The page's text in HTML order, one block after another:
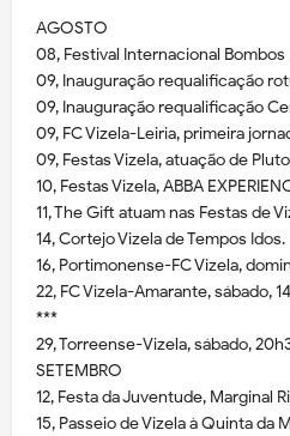
AGOSTO
08, Festival Internacional Bombos
09, Inauguração requalificação
09, Inauguração requalificação
09, FC Vizela-Leiria, primeira
09, Festas Vizela, atuação de
10, Festas Vizela, ABBA
11, The Gift atuam nas Festas de
14, Cortejo Vizela de Tempos Idos.
16, Portimonense-FC Vizela,
22, FC Vizela-Amarante, sábado,
***
29, Torreense-Vizela, sábado,
SETEMBRO
12, Festa da Juventude, Marginal
15, Passeio de Vizela à Quinta da